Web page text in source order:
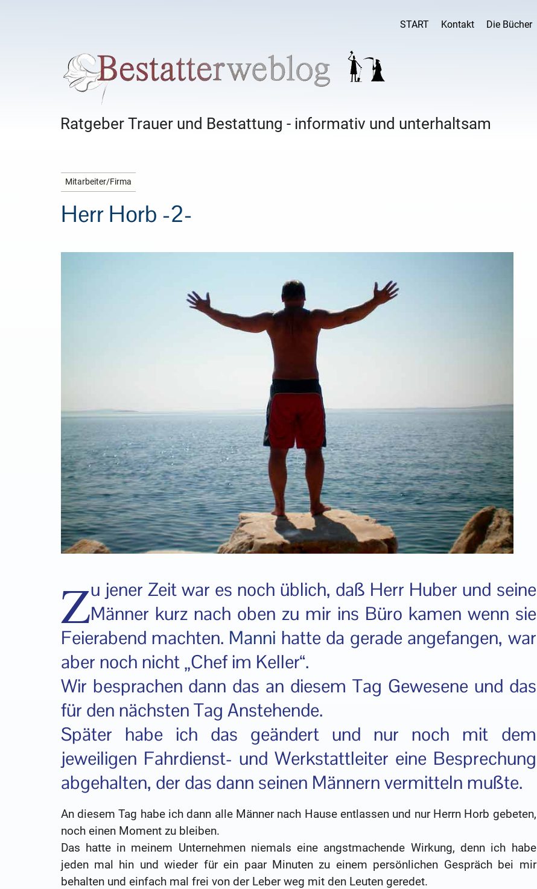
START Kontakt Die Bücher
Ratgeber Trauer und Bestattung - informativ und unterhaltsam
Mitarbeiter/Firma
Herr Horb -2-
Zu jener Zeit war es noch üblich, daß Herr Huber und seine
Männer kurz nach oben zu mir ins Büro kamen wenn sie
Feierabend machten. Manni hatte da gerade angefangen, war
aber noch nicht „Chef im Keller“.
Wir besprachen dann das an diesem Tag Gewesene und das
für den nächsten Tag Anstehende.
Später habe ich das geändert und nur noch mit dem
jeweiligen Fahrdienst- und Werkstattleiter eine Besprechung
abgehalten, der das dann seinen Männern vermitteln mußte.
An diesem Tag habe ich dann alle Männer nach Hause entlassen und nur Herrn Horb gebeten,
noch einen Moment zu bleiben.
Das hatte in meinem Unternehmen niemals eine angstmachende Wirkung, denn ich habe
jeden mal hin und wieder für ein paar Minuten zu einem persönlichen Gespräch bei mir
behalten und einfach mal frei von der Leber weg mit den Leuten geredet.